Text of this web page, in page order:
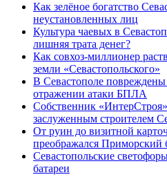
Как зелёное богатство
неустановленных лиц
Культура чаевых в
лишняя трата денег?
Как совхоз-миллионер
земли «Севастопольского»
В Севастополе
отражении атаки БПЛА
Собственник
заслуженным строителем
От руин до визитной
преображался Приморский
Севастопольские
батареи